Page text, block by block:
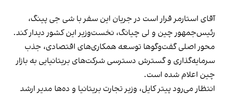
آقای استارمر قرار است در جریان این سفر با شی جی پینگ،
رئیس‌جمهور چین و لی چیانگ، نخست‌وزیر این کشور دیدار کند.
محور اصلی گفت‌وگوها توسعه همکاری‌های اقتصادی، جذب
سرمایه‌گذاری و گسترش دسترسی شرکت‌های بریتانیایی به بازار
چین اعلام شده است.
انتظار می‌رود پیتر کایل، وزیر تجارت بریتانیا و ده‌ها مدیر ارشد